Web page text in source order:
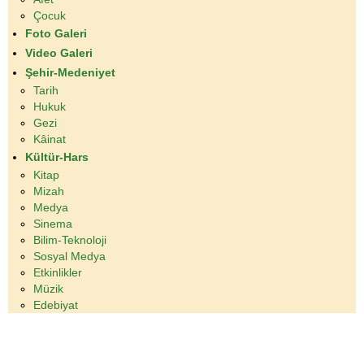
Çocuk
Foto Galeri
Video Galeri
Şehir-Medeniyet
Tarih
Hukuk
Gezi
Kâinat
Kültür-Hars
Kitap
Mizah
Medya
Sinema
Bilim-Teknoloji
Sosyal Medya
Etkinlikler
Müzik
Edebiyat